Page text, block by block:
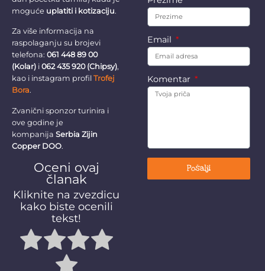
moguće uplatiti i kotizaciju.
Za više informacija na
raspolaganju su brojevi
telefona: 061 448 89 00
(Kolar) i 062 435 920 (Chipsy),
kao i instagram profil Trofej
Bora.
Zvanični sponzor turinira i
ove godine je
kompanija Serbia Zijin
Copper DOO.
Oceni ovaj
članak
Kliknite na zvezdicu
kako biste ocenili
tekst!
Email
Komentar
Pošalji